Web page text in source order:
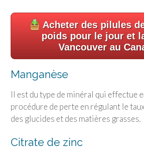
Acheter des pilules
poids pour le jour et
Vancouver au
Manganèse
Il est du type de minéral qui effectue
procédure de perte en régulant le
des glucides et des matières grasses.
Citrate de zinc